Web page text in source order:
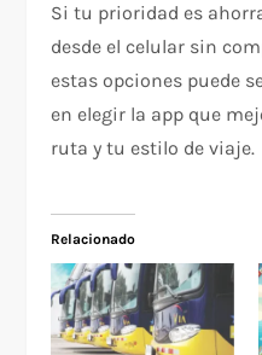
Si tu prioridad es
desde el celular sin
estas opciones puede
en elegir la app que
ruta y tu estilo de viaje.
Relacionado